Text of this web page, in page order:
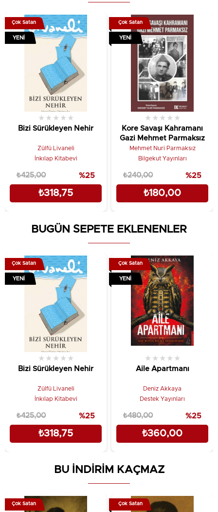
Baskı Boyutu: 13,5 x 21,5
Baskı Sayısı: 1. Baskı
Kağıt Cinsi: 2. Hamur Kitap Kağıdı
Cilt Tipi: Citsiz
Editör:Müptela Ajans
Dizgi & Mizanpaj: Müptela Ajans
Yayın Dili: Türkçe
Bizi Sürükleyen Nehir
★ ★ ★ ★ ★
Zülfü Livaneli
İnkılap Kitabevi
₺318,75
₺425,00 %25
Çok Satan
YENI
Kore Savaşı Kahramanı
Gazi Mehmet Parmaksız
★ ★ ★ ★ ★
Mehmet Nuri Parmaksız
Bilgekut Yayınları
₺180,00
₺240,00 %25
Çok Satan
YENI
BUGÜN SEPETE EKLENENLER
Bizi Sürükleyen Nehir
★ ★ ★ ★ ★
Zülfü Livaneli
İnkılap Kitabevi
₺318,75
₺425,00 %25
Çok Satan
YENI
Aile Apartmanı
★ ★ ★ ★ ★
Deniz Akkaya
Destek Yayınları
₺360,00
₺480,00 %25
Çok Satan
YENI
BU İNDİRİM KAÇMAZ
Çok Satan Çok Satan